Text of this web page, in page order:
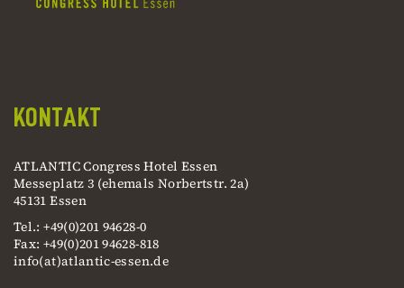
KONTAKT
ATLANTIC Congress Hotel Essen
Messeplatz 3 (ehemals Norbertstr. 2a)
45131 Essen
Tel.: +49(0)201 94628-0
Fax: +49(0)201 94628-818
info(at)atlantic-essen.de